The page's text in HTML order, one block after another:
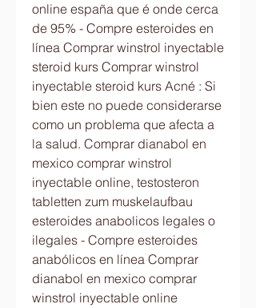
online españa que é onde cerca
de 95% - Compre esteroides en
línea Comprar winstrol inyectable
steroid kurs Comprar winstrol
inyectable steroid kurs Acné : Si
bien este no puede considerarse
como un problema que afecta a
la salud. Comprar dianabol en
mexico comprar winstrol
inyectable online, testosteron
tabletten zum muskelaufbau
esteroides anabolicos legales o
ilegales - Compre esteroides
anabólicos en línea Comprar
dianabol en mexico comprar
winstrol inyectable online